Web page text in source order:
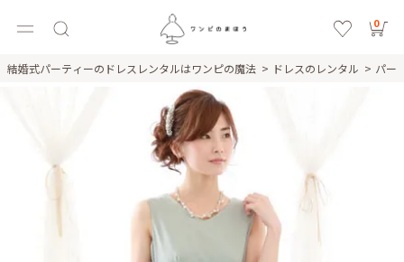
0
結婚式パーティーのドレスレンタルはワンピの魔法 ドレスのレンタル パー